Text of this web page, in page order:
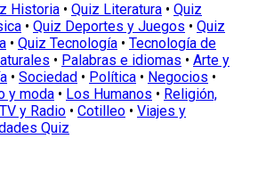
Historia • Quiz Literatura • Quiz
• Quiz Deportes y Juegos • Quiz
• Quiz Tecnología • Tecnología de
• Palabras e idiomas • Arte y
• Sociedad • Política • Negocios •
y moda • Los Humanos • Religión,
TV y Radio • Cotilleo • Viajes y
Quiz